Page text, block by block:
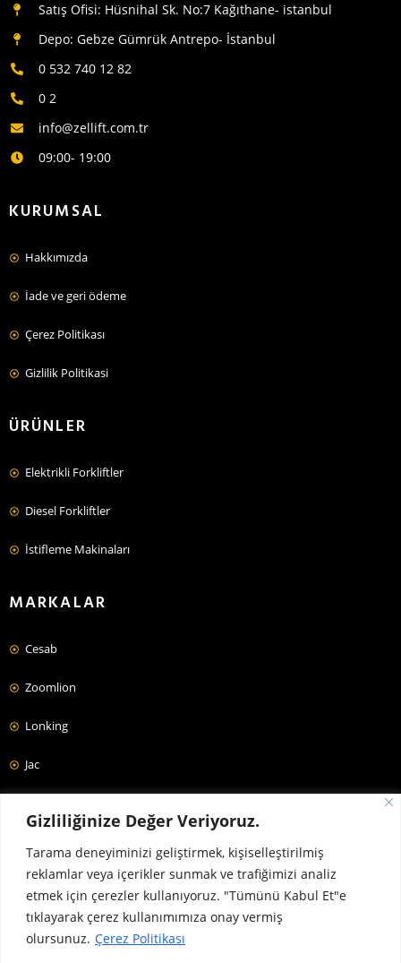
Gizliliğinize Değer Veriyoruz.
Tarama deneyiminizi geliştirmek, kişiselleştirilmiş
reklamlar veya içerikler sunmak ve trafiğimizi analiz
etmek için çerezler kullanıyoruz. "Tümünü Kabul Et"e
tıklayarak çerez kullanımımıza onay vermiş
olursunuz. Çerez Politikası
Satış Ofisi: Hüsnihal Sk. No:7 Kağıthane- istanbul
Depo: Gebze Gümrük Antrepo- İstanbul
0 532 740 12 82
0 2
info@zellift.com.tr
09:00- 19:00
KURUMSAL
Hakkımızda
İade ve geri ödeme
Çerez Politikası
Gizlilik Politikasi
ÜRÜNLER
Elektrikli Forkliftler
Diesel Forkliftler
İstifleme Makinaları
MARKALAR
Cesab
Zoomlion
Lonking
Jac